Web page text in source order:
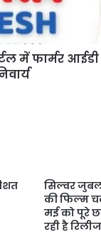
में फार्मर आईडी
सिल्वर
की फिल्म
मई को पूरे
रही है रिलीज